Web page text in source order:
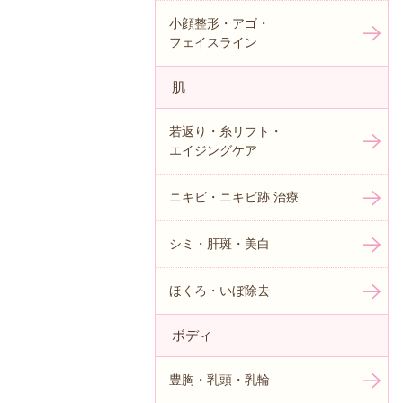
小顔整形・アゴ・
フェイスライン
肌
若返り・糸リフト・
エイジングケア
ニキビ・ニキビ跡 治療
シミ・肝斑・美白
ほくろ・いぼ除去
ボディ
豊胸・乳頭・乳輪